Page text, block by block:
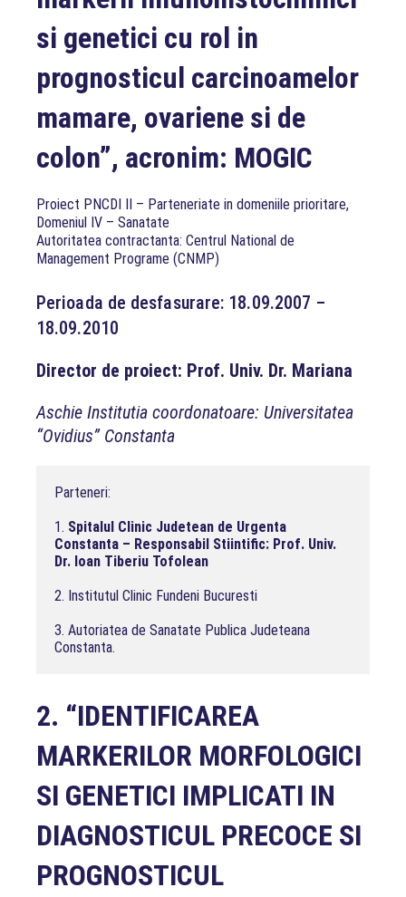
si genetici cu rol in
prognosticul carcinoamelor
mamare, ovariene si de
colon”, acronim: MOGIC
Proiect PNCDI II – Parteneriate in domeniile prioritare,
Domeniul IV – Sanatate
Autoritatea contractanta: Centrul National de
Management Programe (CNMP)
Perioada de desfasurare: 18.09.2007 –
18.09.2010
Director de proiect: Prof. Univ. Dr. Mariana
Aschie Institutia coordonatoare: Universitatea
“Ovidius” Constanta
Parteneri:
1. Spitalul Clinic Judetean de Urgenta
Constanta – Responsabil Stiintific: Prof. Univ.
Dr. Ioan Tiberiu Tofolean
2. Institutul Clinic Fundeni Bucuresti
3. Autoriatea de Sanatate Publica Judeteana
Constanta.
2. “IDENTIFICAREA
MARKERILOR MORFOLOGICI
SI GENETICI IMPLICATI IN
DIAGNOSTICUL PRECOCE SI
PROGNOSTICUL